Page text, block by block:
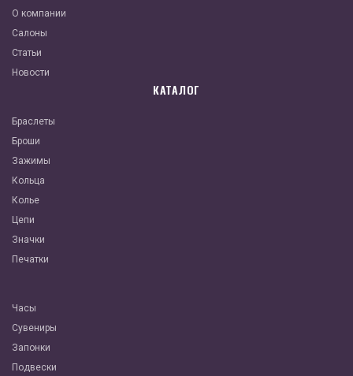
О компании
Салоны
Статьи
Новости
КАТАЛОГ
Браслеты
Броши
Зажимы
Кольца
Колье
Цепи
Значки
Печатки
Часы
Сувениры
Запонки
Подвески